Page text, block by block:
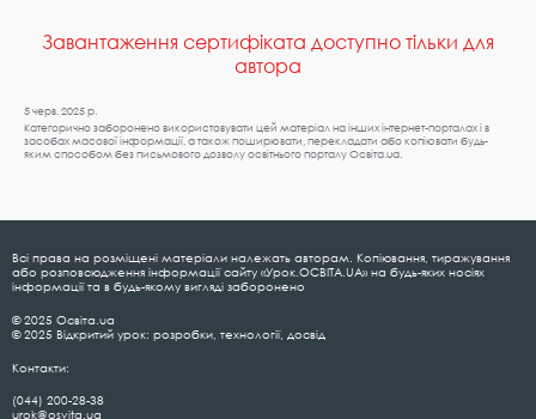
Завантаження сертифіката доступно тільки для
автора
5 черв. 2025 р.
Категорично заборонено використовувати цей матеріал на інших інтернет-порталах і в
засобах масової інформації, а також поширювати, перекладати або копіювати будь-
яким способом без письмового дозволу освітнього порталу Освіта.ua.
Всі права на розміщені матеріали належать авторам. Копіювання, тиражування
або розповсюдження інформації сайту «Урок.ОСВІТА.UA» на будь-яких носіях
інформації та в будь-якому вигляді заборонено
© 2025 Освіта.ua
© 2025 Відкритий урок: розробки, технології, досвід
Контакти:
(044) 200-28-38
urok@osvita.ua